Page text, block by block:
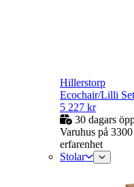
Hillerstorp
Ecochair/Lilli
5 227 kr
30 dagars
Varuhus på 3300
erfarenhet
Stolar